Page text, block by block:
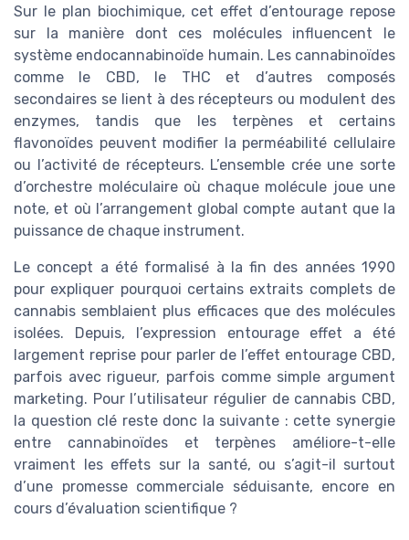
Sur le plan biochimique, cet effet d’entourage repose
sur la manière dont ces molécules influencent le
système endocannabinoïde humain. Les cannabinoïdes
comme le CBD, le THC et d’autres composés
secondaires se lient à des récepteurs ou modulent des
enzymes, tandis que les terpènes et certains
flavonoïdes peuvent modifier la perméabilité cellulaire
ou l’activité de récepteurs. L’ensemble crée une sorte
d’orchestre moléculaire où chaque molécule joue une
note, et où l’arrangement global compte autant que la
puissance de chaque instrument.
Le concept a été formalisé à la fin des années 1990
pour expliquer pourquoi certains extraits complets de
cannabis semblaient plus efficaces que des molécules
isolées. Depuis, l’expression entourage effet a été
largement reprise pour parler de l’effet entourage CBD,
parfois avec rigueur, parfois comme simple argument
marketing. Pour l’utilisateur régulier de cannabis CBD,
la question clé reste donc la suivante : cette synergie
entre cannabinoïdes et terpènes améliore-t-elle
vraiment les effets sur la santé, ou s’agit-il surtout
d’une promesse commerciale séduisante, encore en
cours d’évaluation scientifique ?